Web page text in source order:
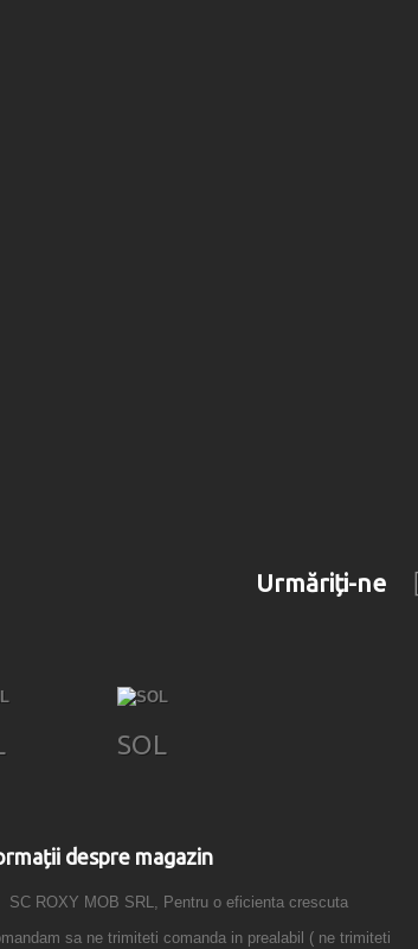
Urmăriți-ne
SOL
despre magazin
SC ROXY MOB SRL, Pentru o eficienta crescuta
sa ne trimiteti comanda in prealabil ( ne trimiteti